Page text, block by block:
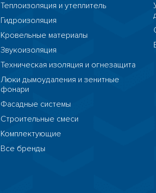
Теплоизоляция и утеплитель
Гидроизоляция
Кровельные материалы
Звукоизоляция
Техническая изоляция и огнезащита
Люки дымоудаления и зенитные
фонари
Фасадные системы
Строительные смеси
Комплектующие
Все бренды